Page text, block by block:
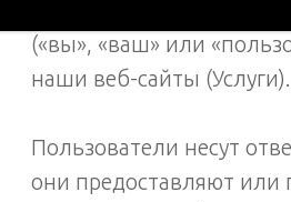
(«вы», «ваш» или
наши веб-сайты (Услуги).
Пользователи несут
они предоставляют или